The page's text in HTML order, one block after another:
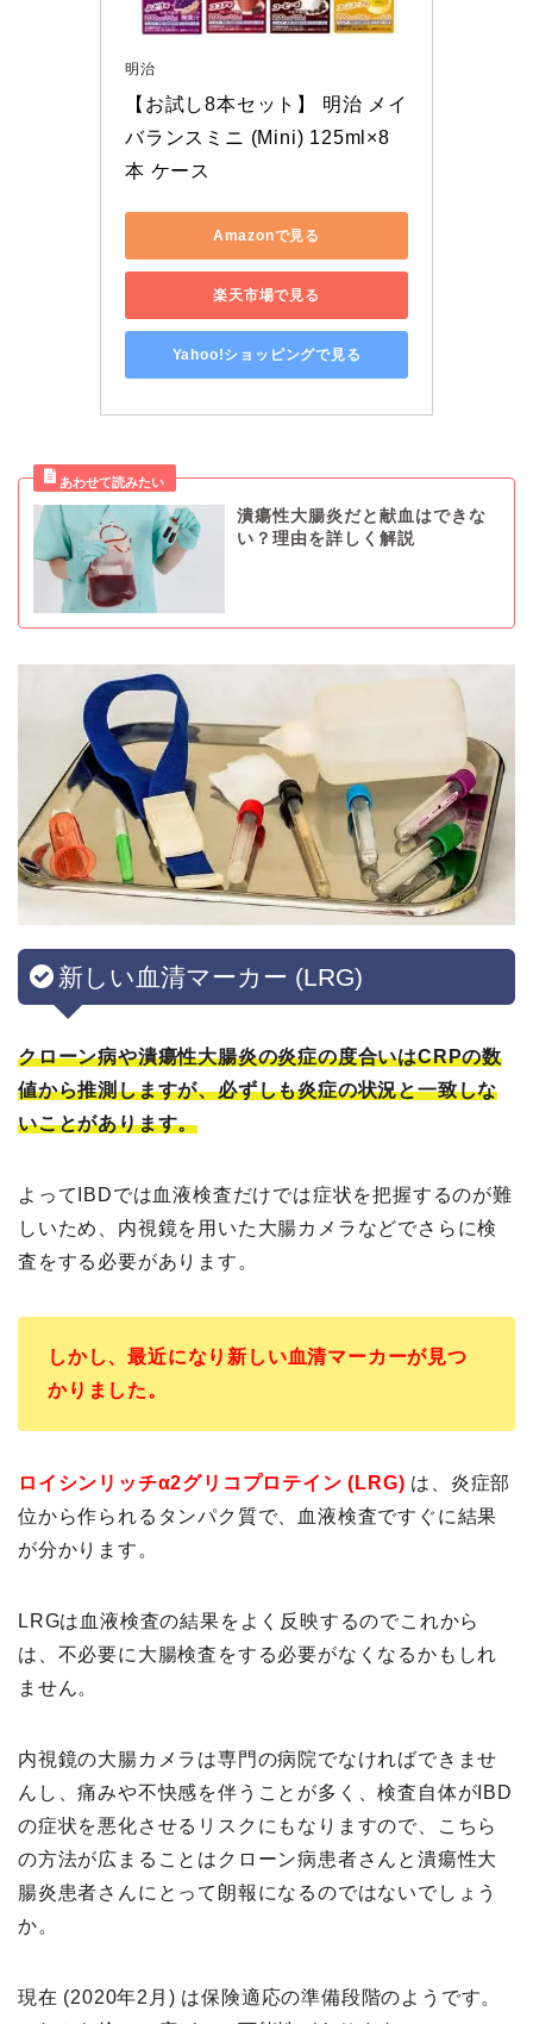
明治
【お試し8本セット】 明治 メイ
バランスミニ (Mini) 125ml×8
本 ケース
Amazonで見る
楽天市場で見る
Yahoo!ショッピングで見る
潰瘍性大腸炎だと献血はできな
い？理由を詳しく解説
新しい血清マーカー (LRG)
クローン病や潰瘍性大腸炎の炎症の度合いはCRPの数
値から推測しますが、必ずしも炎症の状況と一致しな
いことがあります。
よってIBDでは血液検査だけでは症状を把握するのが難
しいため、内視鏡を用いた大腸カメラなどでさらに検
査をする必要があります。
しかし、最近になり新しい血清マーカーが見つ
かりました。
ロイシンリッチα2グリコプロテイン (LRG) は、炎症部
位から作られるタンパク質で、血液検査ですぐに結果
が分かります。
LRGは血液検査の結果をよく反映するのでこれから
は、不必要に大腸検査をする必要がなくなるかもしれ
ません。
内視鏡の大腸カメラは専門の病院でなければできませ
んし、痛みや不快感を伴うことが多く、検査自体がIBD
の症状を悪化させるリスクにもなりますので、こちら
の方法が広まることはクローン病患者さんと潰瘍性大
腸炎患者さんにとって朗報になるのではないでしょう
か。
現在 (2020年2月) は保険適応の準備段階のようです。